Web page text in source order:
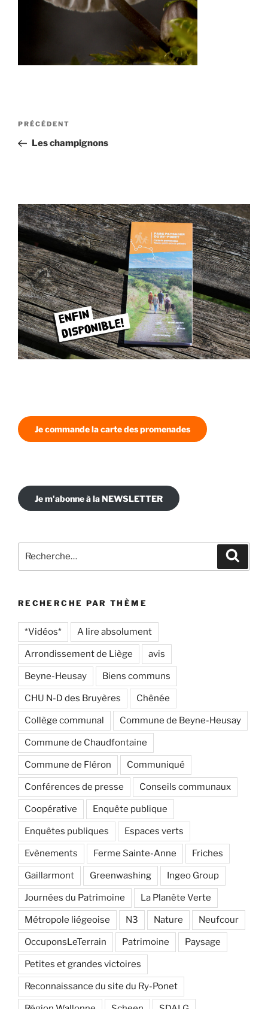
Navigation
l’article
Article
précédent
PRÉCÉDENT
Les champignons
Je commande la carte des promenades
Je m'abonne à la NEWSLETTER
pour
RECHERCHE PAR THÈME
*Vidéos* A lire absolument
Arrondissement de Liège avis
Beyne-Heusay Biens communs
CHU N-D des Bruyères Chênée
Collège communal Commune de Beyne-Heusay
Commune de Chaudfontaine
Commune de Fléron Communiqué
Conférences de presse Conseils communaux
Coopérative Enquête publique
Enquêtes publiques Espaces verts
Evènements Ferme Sainte-Anne Friches
Gaillarmont Greenwashing Ingeo Group
Journées du Patrimoine La Planète Verte
Métropole liégeoise N3 Nature Neufcour
OccuponsLeTerrain Patrimoine Paysage
Petites et grandes victoires
Reconnaissance du site du Ry-Ponet